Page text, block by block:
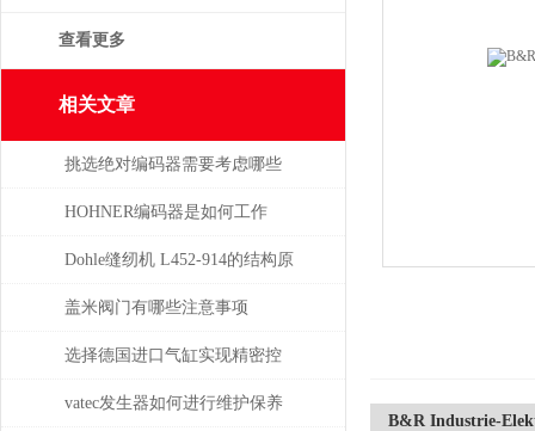
查看更多
相关文章
挑选绝对编码器需要考虑哪些
问题
HOHNER编码器是如何工作
的，有哪些类型？
Dohle缝纫机 L452-914的结构原
理分析
盖米阀门有哪些注意事项
选择德国进口气缸实现精密控
制和动力传输
vatec发生器如何进行维护保养
B&R Industrie-